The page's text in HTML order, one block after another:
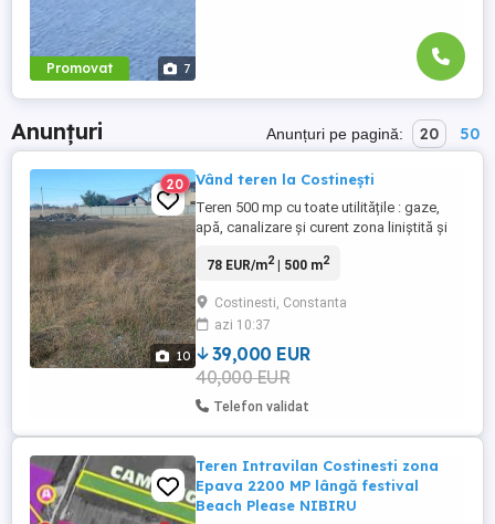
Promovat 7
Anunțuri Anunțuri pe pagină: 20 50
10
20 Vând teren la Costinești
Teren 500 mp cu toate utilitățile : gaze,
apă, canalizare și curent zona liniștită și
autorizațiile
78 EUR/m2| 500 m2
Costinesti, Constanta
azi 10:37
39,000 EUR
40,000 EUR
Telefon validat
Teren Intravilan Costinesti zona
Epava 2200 MP lângă festival
Beach Please NIBIRU